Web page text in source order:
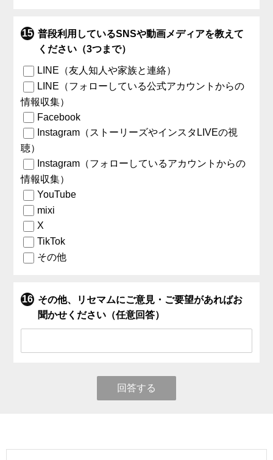
普段利用しているSNSや動画メディアを教えて
ください（3つまで）
LINE（友人知人や家族と連絡）
LINE（フォローしている公式アカウントからの
情報収集）
Facebook
Instagram（ストーリーズやインスタLIVEの視
聴）
Instagram（フォローしているアカウントからの
情報収集）
YouTube
mixi
X
TikTok
その他
その他、リセマムにご意見・ご要望があればお
聞かせください（任意回答）
回答する